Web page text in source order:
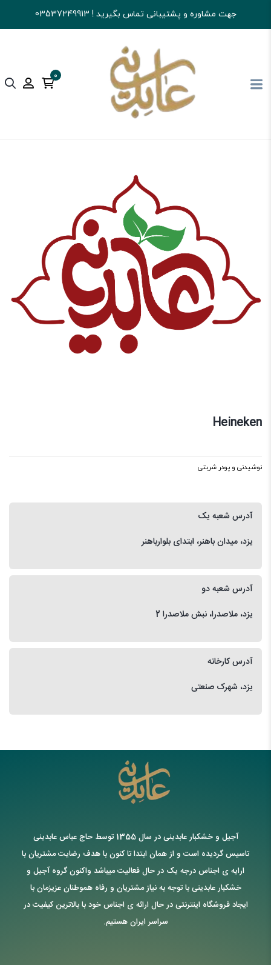
جهت مشاوره و پشتیبانی تماس بگیرید ! 03537249913
0
آجیل و خشکبار عابدینی تنقلات نوشیدنی و پودر شربتی
Heineken
نوشیدنی و پودر شربتی
آدرس شعبه یک
یزد، میدان باهنر، ابتدای بلوارباهنر
آدرس شعبه دو
یزد، ملاصدرا، نبش ملاصدرا 2
آدرس کارخانه
یزد، شهرک صنعتی
آجیل و خشکبار عابدینی در سال 1355 توسط حاج عباس عابدینی
تاسیس گردیده است و از همان ابتدا تا کنون با هدف رضایت مشتریان با
ارایه ی اجناس درجه یک در حال فعالیت میباشد واکنون گروه آجیل و
خشکبار عابدینی با توجه به نیاز مشتریان و رفاه هموطنان عزیزمان با
ایجاد فروشگاه اینترنتی در حال ارائه ی اجناس خود با بالاترین کیفیت در
سراسر ایران هستیم.